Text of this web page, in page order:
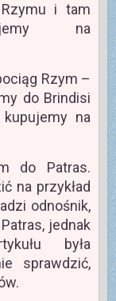
i tam
na
Rzym –
do Brindisi
na
do Patras.
na przykład
odnośnik,
jednak
była
sprawdzić,